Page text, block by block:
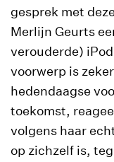
gesprek met
Merlijn Geurts
verouderde)
voorwerp is
hedendaagse
toekomst,
volgens haar
op zichzelf is,